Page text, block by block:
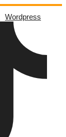
Wordpress